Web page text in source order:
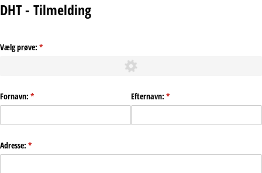
DHT - Tilmelding
Vælg prøve: *
(påkrævet)
Fornavn: *
(påkrævet) Efternavn: *
(påkrævet)
Adresse: *
(påkrævet)